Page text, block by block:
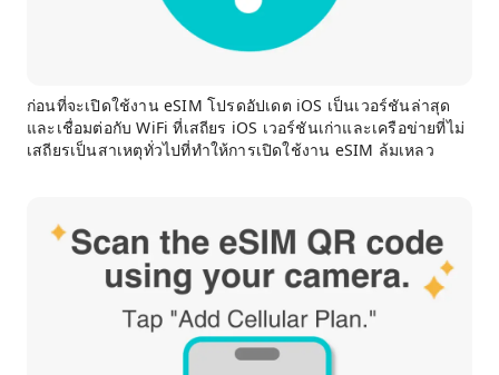
ก่อนที่จะเปิดใช้งาน eSIM โปรดอัปเดต iOS เป็นเวอร์ชันล่าสุด
และเชื่อมต่อกับ WiFi ที่เสถียร iOS เวอร์ชันเก่าและเครือข่ายที่ไม่
เสถียรเป็นสาเหตุทั่วไปที่ทำให้การเปิดใช้งาน eSIM ล้มเหลว